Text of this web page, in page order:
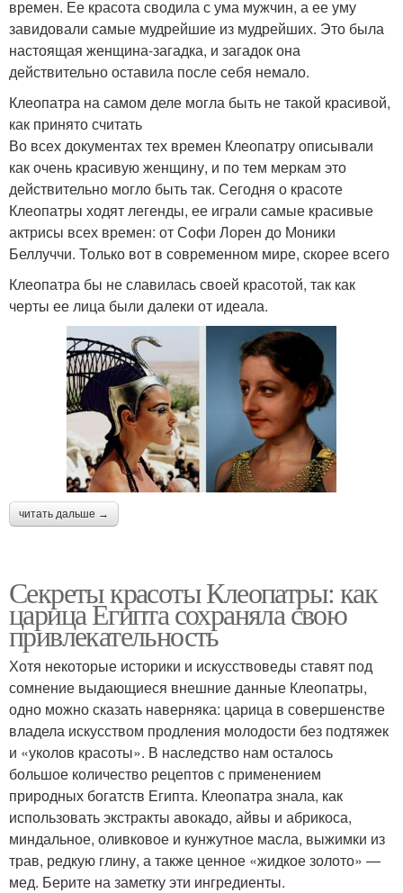
времен. Ее красота сводила с ума мужчин, а ее уму
завидовали самые мудрейшие из мудрейших. Это была
настоящая женщина-загадка, и загадок она
действительно оставила после себя немало.
Клеопатра на самом деле могла быть не такой красивой,
как принято считать
Во всех документах тех времен Клеопатру описывали
как очень красивую женщину, и по тем меркам это
действительно могло быть так. Сегодня о красоте
Клеопатры ходят легенды, ее играли самые красивые
актрисы всех времен: от Софи Лорен до Моники
Беллуччи. Только вот в современном мире, скорее всего
Клеопатра бы не славилась своей красотой, так как
черты ее лица были далеки от идеала.
читать дальше →
Секреты красоты Клеопатры: как
царица Египта сохраняла свою
привлекательность
Хотя некоторые историки и искусствоведы ставят под
сомнение выдающиеся внешние данные Клеопатры,
одно можно сказать наверняка: царица в совершенстве
владела искусством продления молодости без подтяжек
и «уколов красоты». В наследство нам осталось
большое количество рецептов с применением
природных богатств Египта. Клеопатра знала, как
использовать экстракты авокадо, айвы и абрикоса,
миндальное, оливковое и кунжутное масла, выжимки из
трав, редкую глину, а также ценное «жидкое золото» —
мед. Берите на заметку эти ингредиенты.